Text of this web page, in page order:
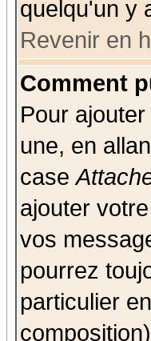
quelqu'un y
Revenir en
Comment
Pour
une, en
case
ajouter
vos
pourrez
particulier